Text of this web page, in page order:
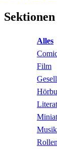
Sektionen
Alles
Film
Musik